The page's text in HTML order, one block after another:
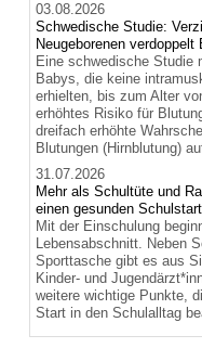
03.08.2026
Schwedische Studie:
Neugeborenen verdoppelt
Eine schwedische Studie
Babys, die keine
erhielten, bis zum Alter
erhöhtes Risiko für
dreifach erhöhte
Blutungen (Hirnblutung)
31.07.2026
Mehr als Schultüte und
einen gesunden Schulstart
Mit der Einschulung
Lebensabschnitt. Neben
Sporttasche gibt es aus
Kinder- und
weitere wichtige Punkte,
Start in den Schulalltag